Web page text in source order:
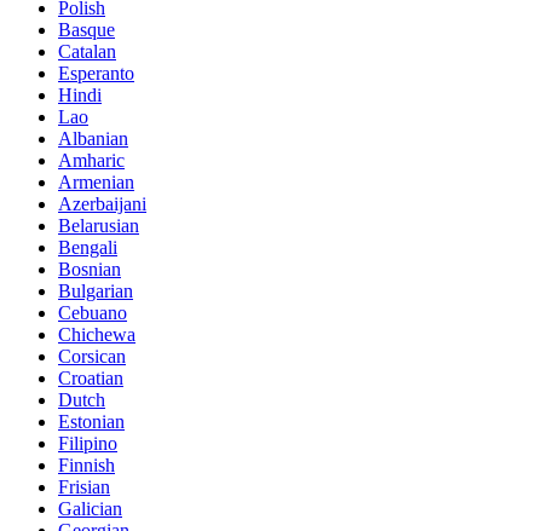
Polish
Basque
Catalan
Esperanto
Hindi
Lao
Albanian
Amharic
Armenian
Azerbaijani
Belarusian
Bengali
Bosnian
Bulgarian
Cebuano
Chichewa
Corsican
Croatian
Dutch
Estonian
Filipino
Finnish
Frisian
Galician